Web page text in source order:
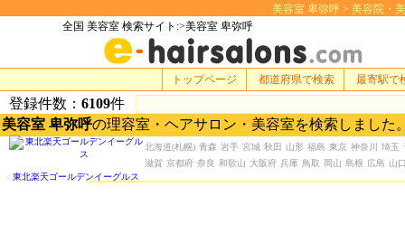
美容室 卑弥呼 > 美容院・
全国 美容室 検索サイト:>美容室 卑弥呼
登録件数： 6109件
美容室 卑弥呼の理容室・ヘアサロン・美容室を検索しました
北海道(札幌) 青森 岩手 宮城 秋田 山形 福島 東京 神奈川 埼玉
滋賀 京都府 奈良 和歌山 大阪府 兵庫 鳥取 岡山 島根 広島 山
トップページ 都道府県で検索 最寄駅で
東北楽天ゴールデンイーグルス